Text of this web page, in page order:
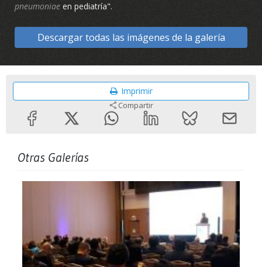
pneumoniae en pediatría".
Descargar todas las imágenes de la galería
Imprimir
Compartir
Otras Galerías